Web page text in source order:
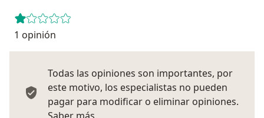
1 opinión
Todas las opiniones son importantes, por
este motivo, los especialistas no pueden
pagar para modificar o eliminar opiniones.